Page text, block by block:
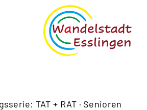
TAT + RAT · Senioren